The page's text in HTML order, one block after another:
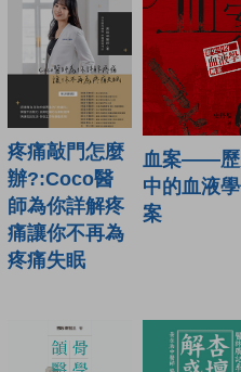
疼痛敲門怎麼
辦?:Coco醫
師為你詳解疼
痛讓你不再為
疼痛失眠
血案——歷
中的血液
案